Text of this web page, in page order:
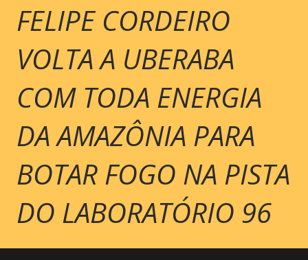
FELIPE CORDEIRO
VOLTA A UBERABA
COM TODA ENERGIA
DA AMAZÔNIA PARA
BOTAR FOGO NA PISTA
DO LABORATÓRIO 96